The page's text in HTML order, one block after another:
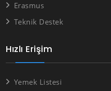
Hızlı Erişim
Yemek Listesi
Erasmus
Teknik Destek